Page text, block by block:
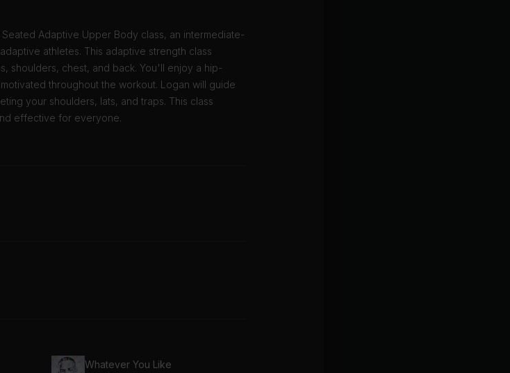
Adaptive Upper Body class, an intermediate-
athletes. This adaptive strength class
shoulders, chest, and back. You'll enjoy a hip-
throughout the workout. Logan will guide
your shoulders, lats, and traps. This class
effective for everyone.
Whatever You Like